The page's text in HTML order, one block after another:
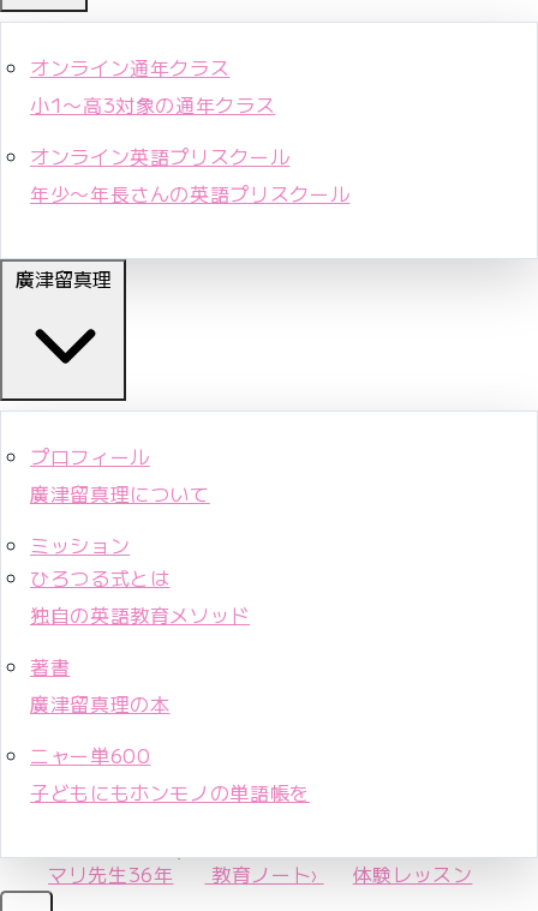
オンライン通年クラス
小1〜高3対象の通年クラス
オンライン英語プリスクール
年少〜年長さんの英語プリスクール
廣津留真理
プロフィール
廣津留真理について
ミッション
ひろつる式とは
独自の英語教育メソッド
著書
廣津留真理の本
ニャー単600
子どもにもホンモノの単語帳を
マリ先生36年 教育ノート› 体験レッスン